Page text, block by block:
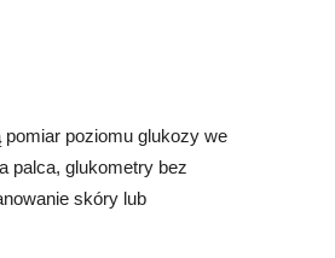
poziomu glukozy we
palca, glukometry bez
skóry lub